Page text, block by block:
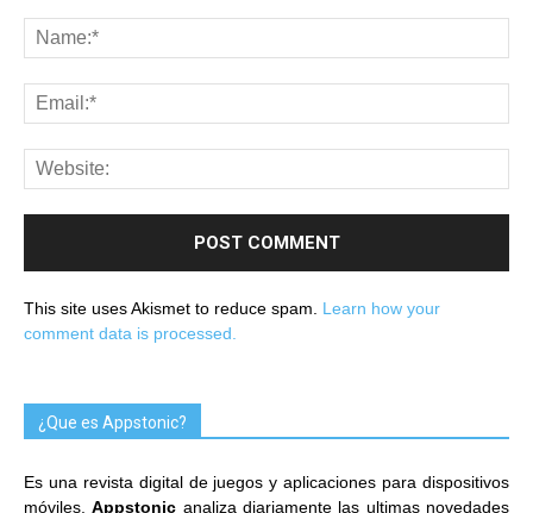
This site uses Akismet to reduce spam. Learn how your
comment data is processed.
¿Que es Appstonic?
Es una revista digital de juegos y aplicaciones para dispositivos
móviles.Appstonic analiza diariamente las ultimas novedades